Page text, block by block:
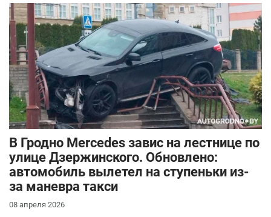
В Гродно Mercedes завис на лестнице по
улице Дзержинского. Обновлено:
автомобиль вылетел на ступеньки из-
за маневра такси
08 апреля 2026